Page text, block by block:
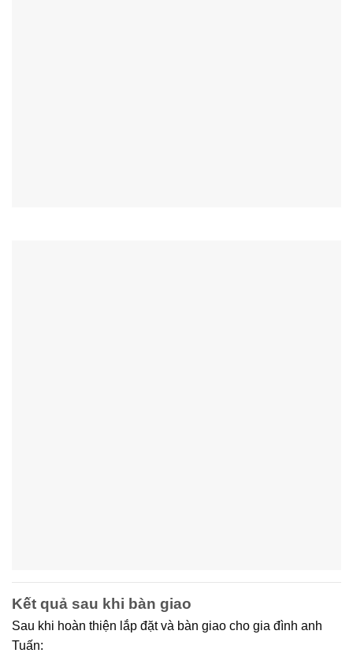
Kết quả sau khi bàn giao
Sau khi hoàn thiện lắp đặt và bàn giao cho gia đình anh
Tuấn: